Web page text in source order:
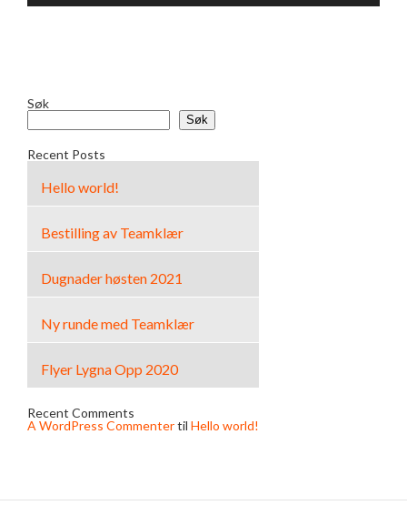
Søk
Søk
Recent Posts
Hello world!
Bestilling av Teamklær
Dugnader høsten 2021
Ny runde med Teamklær
Flyer Lygna Opp 2020
Recent Comments
A WordPress Commentertil Hello world!